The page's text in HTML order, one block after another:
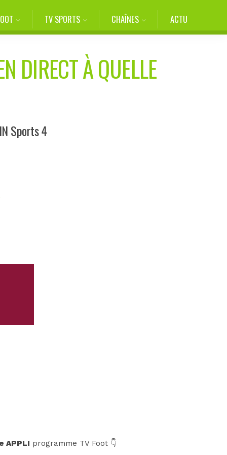
TV SPORTS CHAÎNES ACTU
DIRECT À QUELLE
Sports 4
APPLI programme TV Foot 👇